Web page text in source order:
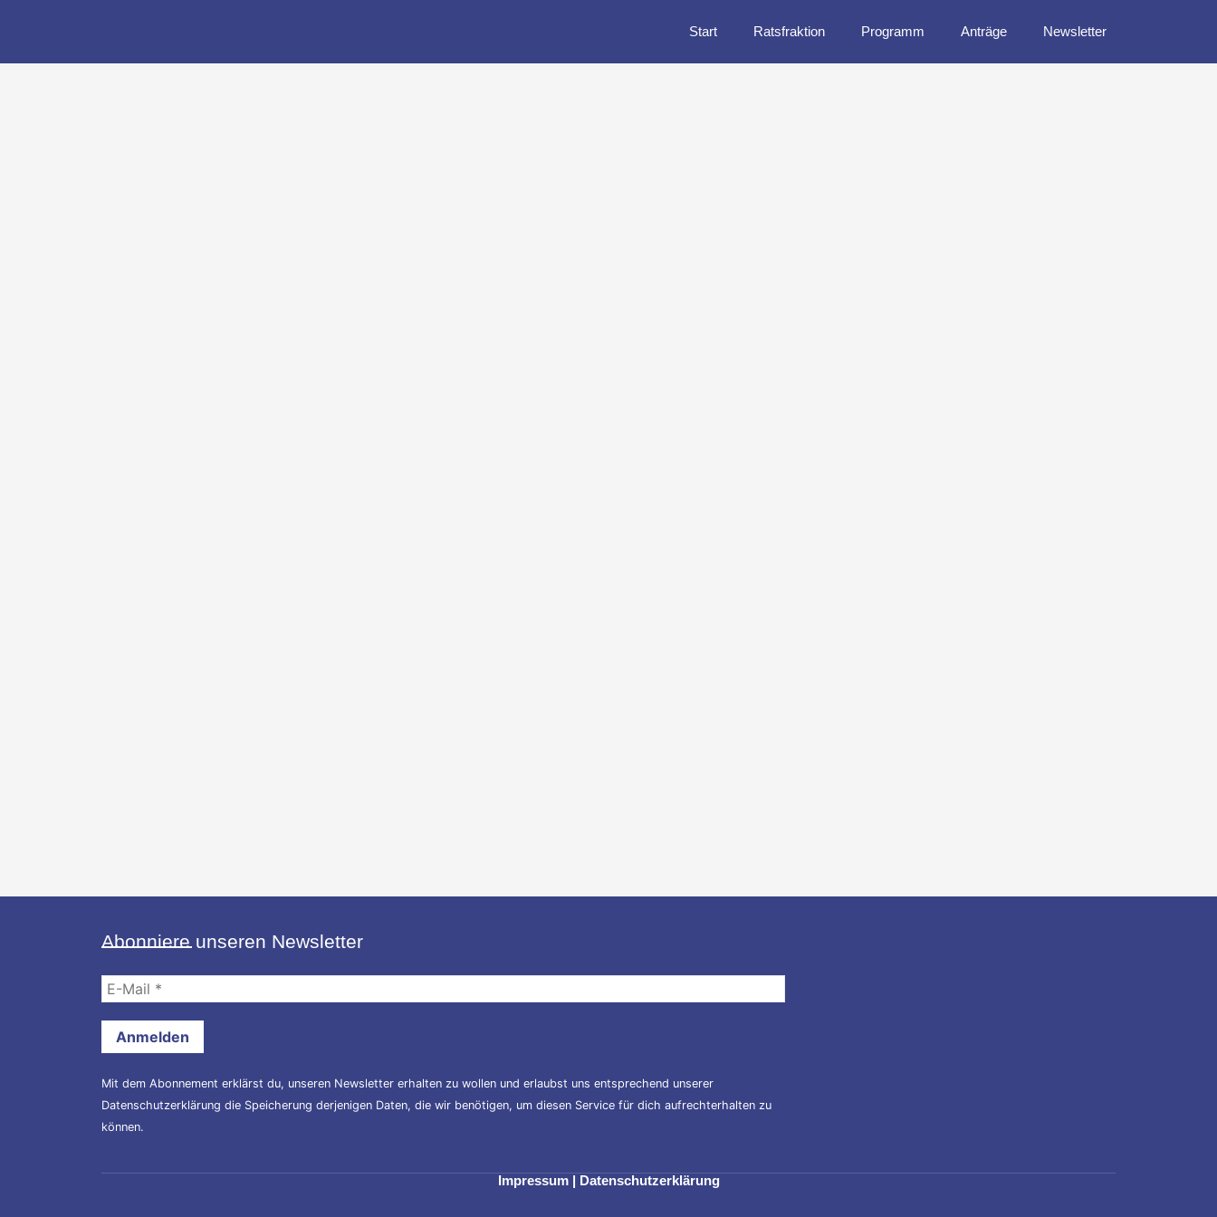
Start Ratsfraktion Programm Anträge Newsletter
Abonniere unseren Newsletter
Mail
Mit dem Abonnement erklärst du, unseren Newsletter erhalten zu wollen und erlaubst uns entsprechend unserer
Datenschutzerklärung die Speicherung derjenigen Daten, die wir benötigen, um diesen Service für dich aufrechterhalten zu
können.
Impressum| Datenschutzerklärung